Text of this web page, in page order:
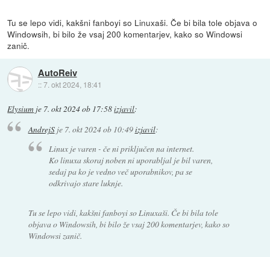
Tu se lepo vidi, kakšni fanboyi so Linuxaši. Če bi bila tole objava o
Windowsih, bi bilo že vsaj 200 komentarjev, kako so Windowsi
zanič.
AutoReiv
::7. okt 2024, 18:41
Elysium je 7. okt 2024 ob 17:58izjavil:
AndrejSje 7. okt 2024 ob 10:49izjavil:
Linux je varen - če ni priključen na internet.
Ko linuxa skoraj noben ni uporabljal je bil varen,
sedaj pa ko je vedno več uporabnikov, pa se
odkrivajo stare luknje.
Tu se lepo vidi, kakšni fanboyi so Linuxaši. Če bi bila tole
objava o Windowsih, bi bilo že vsaj 200 komentarjev, kako so
Windowsi zanič.